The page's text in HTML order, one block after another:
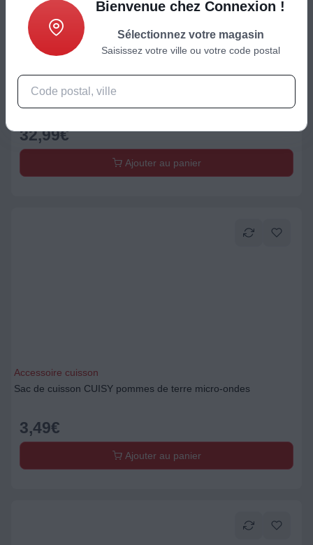
Accessoire cuisson
Rails télescopiques ELECTROLUX COULISSANTS E4OHTR111
32,99€
Ajouter au panier
Accessoire cuisson
Sac de cuisson CUISY pommes de terre micro-ondes
3,49€
Ajouter au panier
Bienvenue chez Connexion !
Sélectionnez votre magasin
Saisissez votre ville ou votre code postal